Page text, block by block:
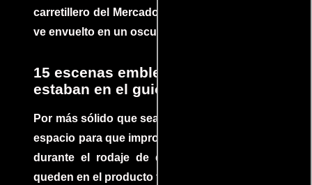
carretillero del Mercado 4 de Asunción que se
ve envuelto en un oscuro mundo de crimen
15 escenas emblemáticas que no
estaban en el guion
Por más sólido que sea un guión siempre hay
espacio para que improvisaciones que se dan
durante el rodaje de determinadas escenas
queden en el producto final.